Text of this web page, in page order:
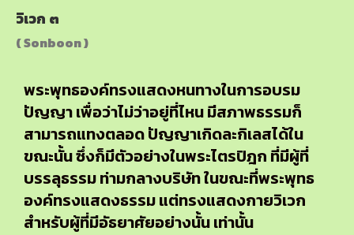
วิเวก ๓
( Sonboon )
พระพุทธองค์ทรงแสดงหนทางในการอบรม
ปัญญา เพื่อว่าไม่ว่าอยู่ที่ไหน มีสภาพธรรมก็
สามารถแทงตลอด ปัญญาเกิดละกิเลสได้ใน
ขณะนั้น ซึ่งก็มีตัวอย่างในพระไตรปิฎก ที่มีผู้ที่
บรรลุธรรม ท่ามกลางบริษัท ในขณะที่พระพุทธ
องค์ทรงแสดงธรรม แต่ทรงแสดงกายวิเวก
สำหรับผู้ที่มีอัธยาศัยอย่างนั้น เท่านั้น